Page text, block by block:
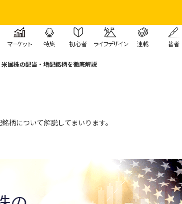
マーケット 特集 初心者 ライフデザイン 連載 著者
米国株の配当・増配銘柄を徹底解説
柄について解説してまいります。